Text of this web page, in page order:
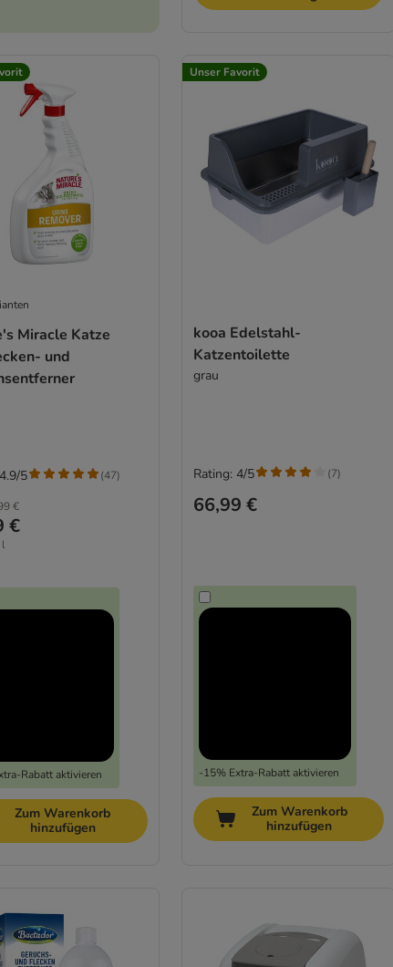
Miracle Katze
und
€
€
l
Rabatt aktivieren
5 (47)
Zum Warenkorb
hinzufügen
Unser Favorit
kooa Edelstahl-
Katzentoilette
grau
66,99 €
-15% Extra-Rabatt aktivieren
Rating: 4/5 (7)
Zum Warenkorb
hinzufügen